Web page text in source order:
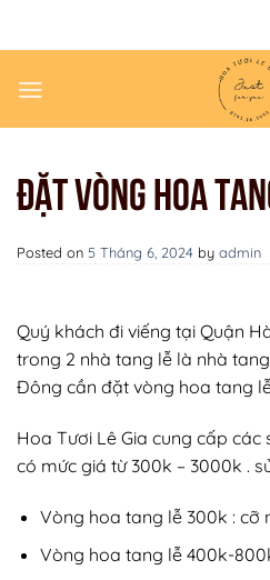
dung
ĐẶT VÒNG HOA
Posted on 5 Tháng 6, 2024 by admin
Quý khách đi viếng tại Quận
trong 2 nhà tang lễ là nhà
Đông cần đặt vòng hoa tang
Hoa Tươi Lê Gia cung cấp
có mức giá từ 300k – 3000k .
Vòng hoa tang lễ 300k : cỡ
Vòng hoa tang lễ 400k-